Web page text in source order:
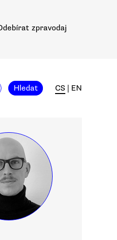
zpravodaj
Hledat CS EN